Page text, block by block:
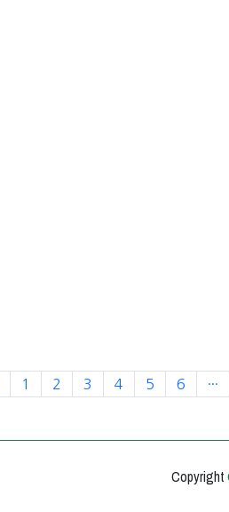
1 2 3 4 5 6 ···
Copyright